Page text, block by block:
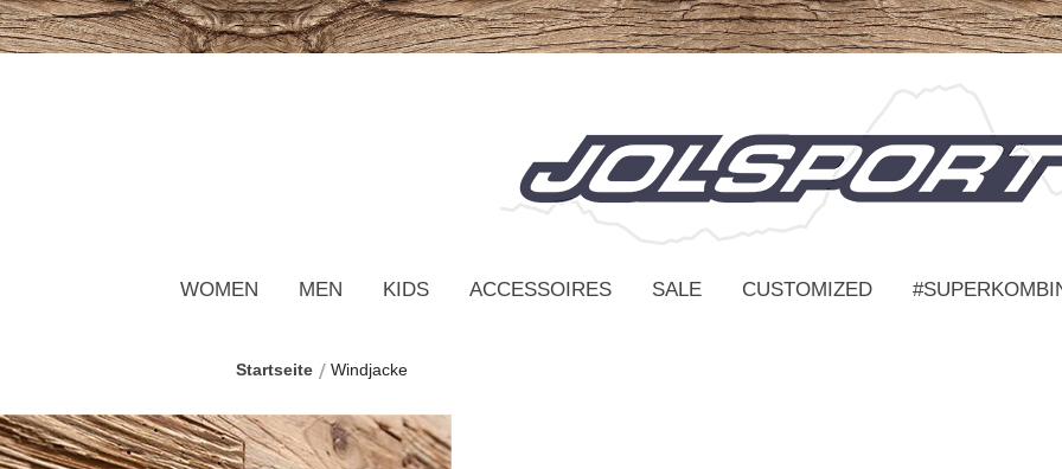
WOMEN MEN KIDS ACCESSOIRES SALE CUSTOMIZED
Startseite Windjacke